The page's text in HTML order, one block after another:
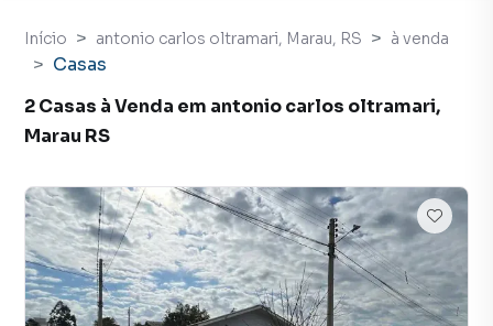
Início antonio carlos oltramari, Marau, RS à venda
Casas
2 Casas à Venda em antonio carlos oltramari,
Marau RS